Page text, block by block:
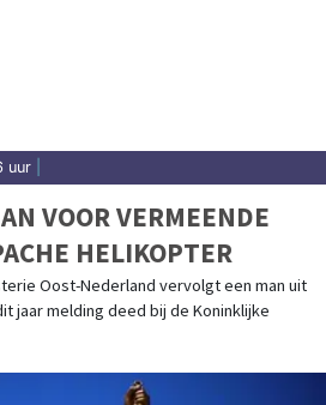
uur
VOOR VERMEENDE
HELIKOPTER
Oost-Nederland vervolgt een man uit
jaar melding deed bij de Koninklijke